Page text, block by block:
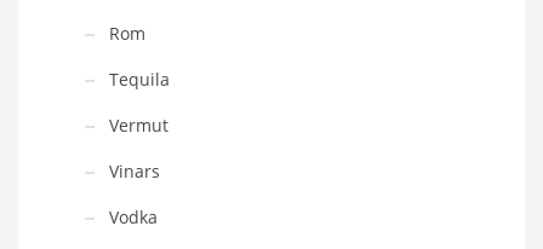
Rom
Tequila
Vermut
Vinars
Vodka